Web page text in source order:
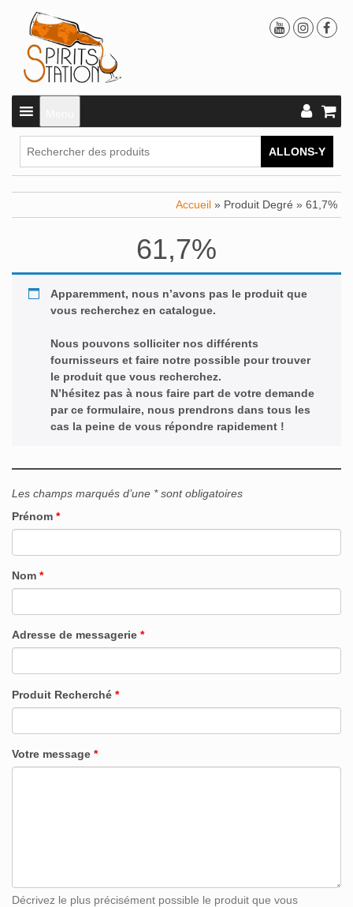
ALLONS-Y
Accueil » Produit Degré » 61,7%
61,7%
Apparemment, nous n’avons pas le produit que
vous recherchez en catalogue.
Nous pouvons solliciter nos différents
fournisseurs et faire notre possible pour trouver
le produit que vous recherchez.
N’hésitez pas à nous faire part de votre demande
par ce formulaire, nous prendrons dans tous les
cas la peine de vous répondre rapidement !
Les champs marqués d’une * sont obligatoires
Prénom *
Nom *
Adresse de messagerie *
Produit Recherché *
Votre message *
Décrivez le plus précisément possible le produit que vous